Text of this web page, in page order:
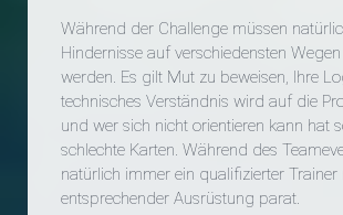
Während der Challenge müssen
Hindernisse auf verschiedensten
werden. Es gilt Mut zu beweisen, Ihre
technisches Verständnis wird auf die
und wer sich nicht orientieren kann hat
schlechte Karten. Während des
natürlich immer ein qualifizierter Trainer
entsprechender Ausrüstung parat.